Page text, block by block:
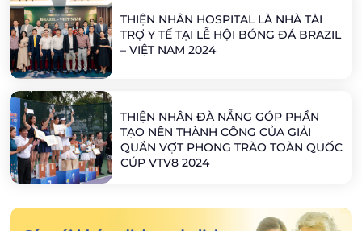
THIỆN NHÂN HOSPITAL LÀ NHÀ TÀI
TRỢ Y TẾ TẠI LỄ HỘI BÓNG ĐÁ BRAZIL
– VIỆT NAM 2024
THIỆN NHÂN ĐÀ NẴNG GÓP PHẦN
TẠO NÊN THÀNH CÔNG CỦA GIẢI
QUẦN VỢT PHONG TRÀO TOÀN QUỐC
CÚP VTV8 2024